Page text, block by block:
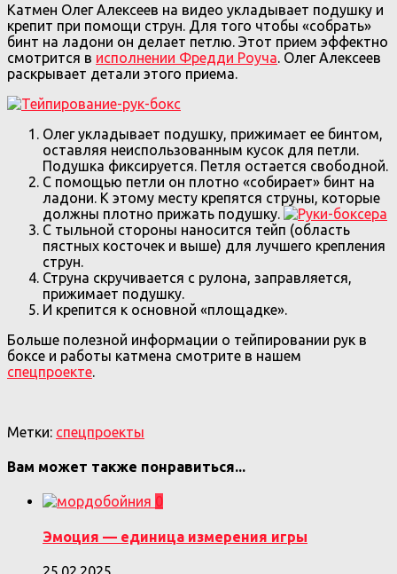
Катмен Олег Алексеев на видео укладывает подушку и
крепит при помощи струн. Для того чтобы «собрать»
бинт на ладони он делает петлю. Этот прием эффектно
смотрится в исполнении Фредди Роуча. Олег Алексеев
раскрывает детали этого приема.
Олег укладывает подушку, прижимает ее бинтом,
оставляя неиспользованным кусок для петли.
Подушка фиксируется. Петля остается свободной.
С помощью петли он плотно «собирает» бинт на
ладони. К этому месту крепятся струны, которые
должны плотно прижать подушку.
С тыльной стороны наносится тейп (область
пястных косточек и выше) для лучшего крепления
струн.
Струна скручивается с рулона, заправляется,
прижимает подушку.
И крепится к основной «площадке».
Больше полезной информации о тейпировании рук в
боксе и работы катмена смотрите в нашем
спецпроекте.
Метки: спецпроекты
Вам может также понравиться...
0
Эмоция — единица измерения игры